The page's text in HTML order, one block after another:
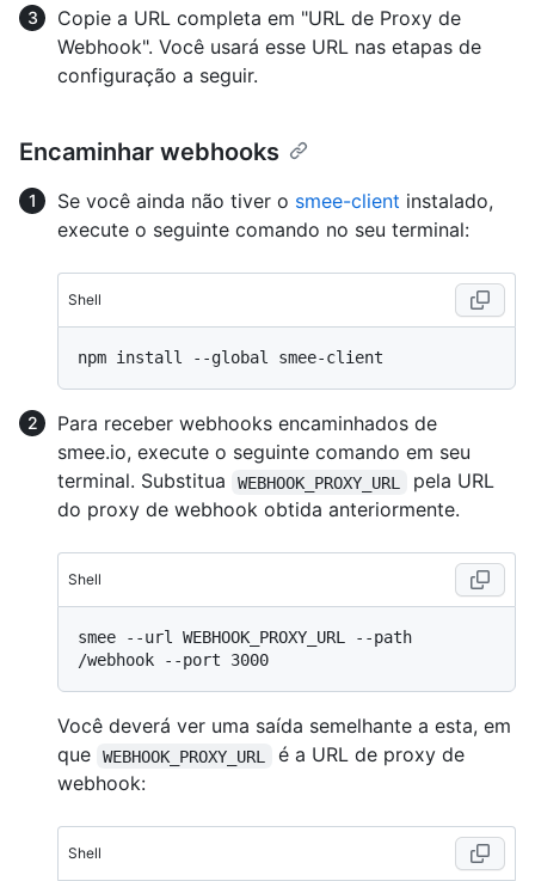
Copie a URL completa em "URL de Proxy de
Webhook". Você usará esse URL nas etapas de
configuração a seguir.
Encaminhar webhooks
Se você ainda não tiver o smee-client instalado,
execute o seguinte comando no seu terminal:
Shell
Para receber webhooks encaminhados de
smee.io, execute o seguinte comando em seu
terminal. Substitua
WEBHOOK_PROXY_URL
pela URL
do proxy de webhook obtida anteriormente.
Shell
smee --url WEBHOOK_PROXY_URL --path
Você deverá ver uma saída semelhante a esta, em
que
WEBHOOK_PROXY_URL
é a URL de proxy de
webhook:
Shell